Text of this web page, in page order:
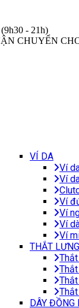
- 21h)
CHUYỂN
VÍ DA
Ví
Ví
Ví
Ví
Ví
Ví
THẮT
DÂY ĐỒNG